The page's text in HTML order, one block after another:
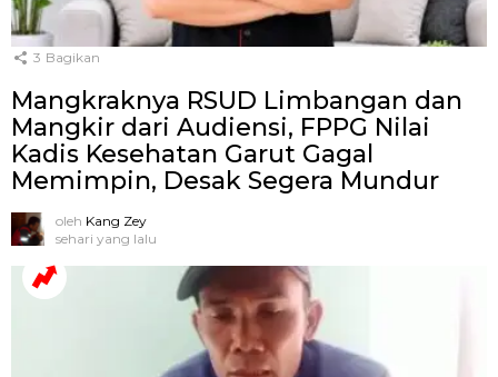
3 Bagikan
Mangkraknya RSUD Limbangan dan
Mangkir dari Audiensi, FPPG Nilai
Kadis Kesehatan Garut Gagal
Memimpin, Desak Segera Mundur
oleh Kang Zey
sehari yang lalu